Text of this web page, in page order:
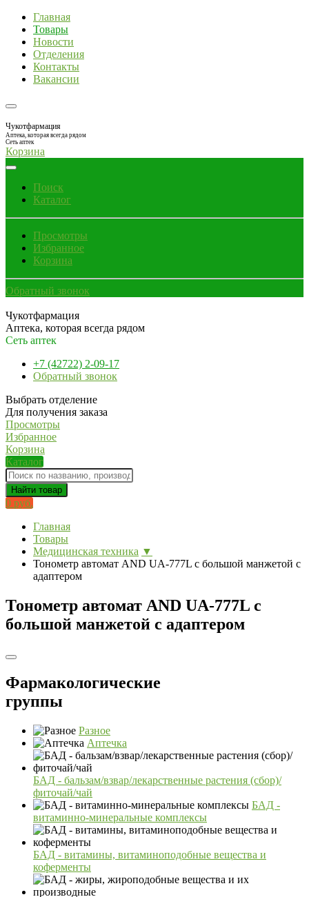
Главная
Товары
Новости
Отделения
Контакты
Вакансии
Чукотфармация
Аптека, которая всегда рядом
Сеть аптек
Корзина
Поиск
Каталог
Просмотры
Избранное
Корзина
Обратный звонок
Чукотфармация
Аптека, которая всегда рядом
Сеть аптек
+7 (42722) 2-09-17
Обратный звонок
Выбрать отделение
Для получения заказа
Просмотры
Избранное
Корзина
Каталог
Найти товар
0 руб.
Главная
Товары
Медицинская техника ▼
Тонометр автомат AND UA-777L с большой манжетой с
адаптером
Тонометр автомат AND UA-777L с
большой манжетой с адаптером
Фармакологические
группы
Разное
Аптечка
БАД - бальзам/взвар/лекарственные растения (сбор)/
фиточай/чай
БАД -
витаминно-минеральные комплексы
БАД - витамины, витаминоподобные вещества и
коферменты